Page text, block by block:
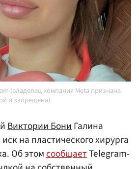
(владелец компания Meta признана
и запрещена)
Виктории БониГалина
на пластического хирурга
Об этомсообщаетTelegram-